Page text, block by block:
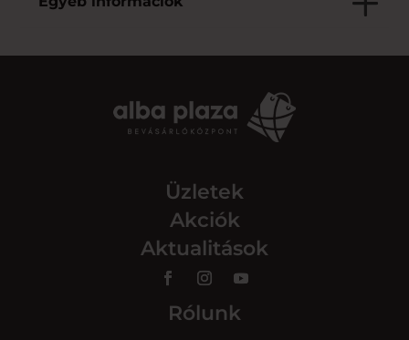
Üzletek
Akciók
Aktualitások
Rólunk